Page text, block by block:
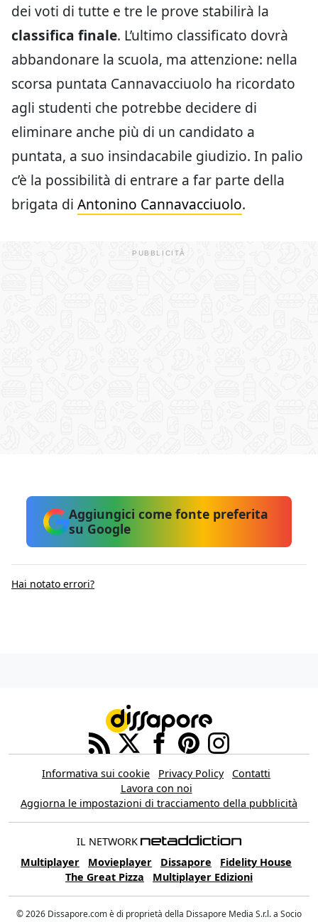
dei voti di tutte e tre le prove stabilirà la
classifica finale. L’ultimo classificato dovrà
abbandonare la scuola, ma attenzione: nella
scorsa puntata Cannavacciuolo ha ricordato
agli studenti che potrebbe decidere di
eliminare anche più di un candidato a
puntata, a suo insindacabile giudizio. In palio
c’è la possibilità di entrare a far parte della
brigata di Antonino Cannavacciuolo.
Aggiungici come fonte preferita
su Google
Hai notato errori?
Informativa sui cookie Privacy Policy
Contatti
Lavora con noi
Aggiorna le impostazioni di tracciamento della pubblicità
IL NETWORK
Multiplayer
Movieplayer Dissapore
Fidelity House
The Great Pizza
Multiplayer Edizioni
© 2026 Dissapore.com è di proprietà della Dissapore Media S.r.l. a Socio